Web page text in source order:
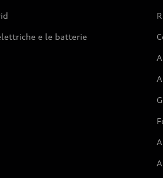
e le batterie